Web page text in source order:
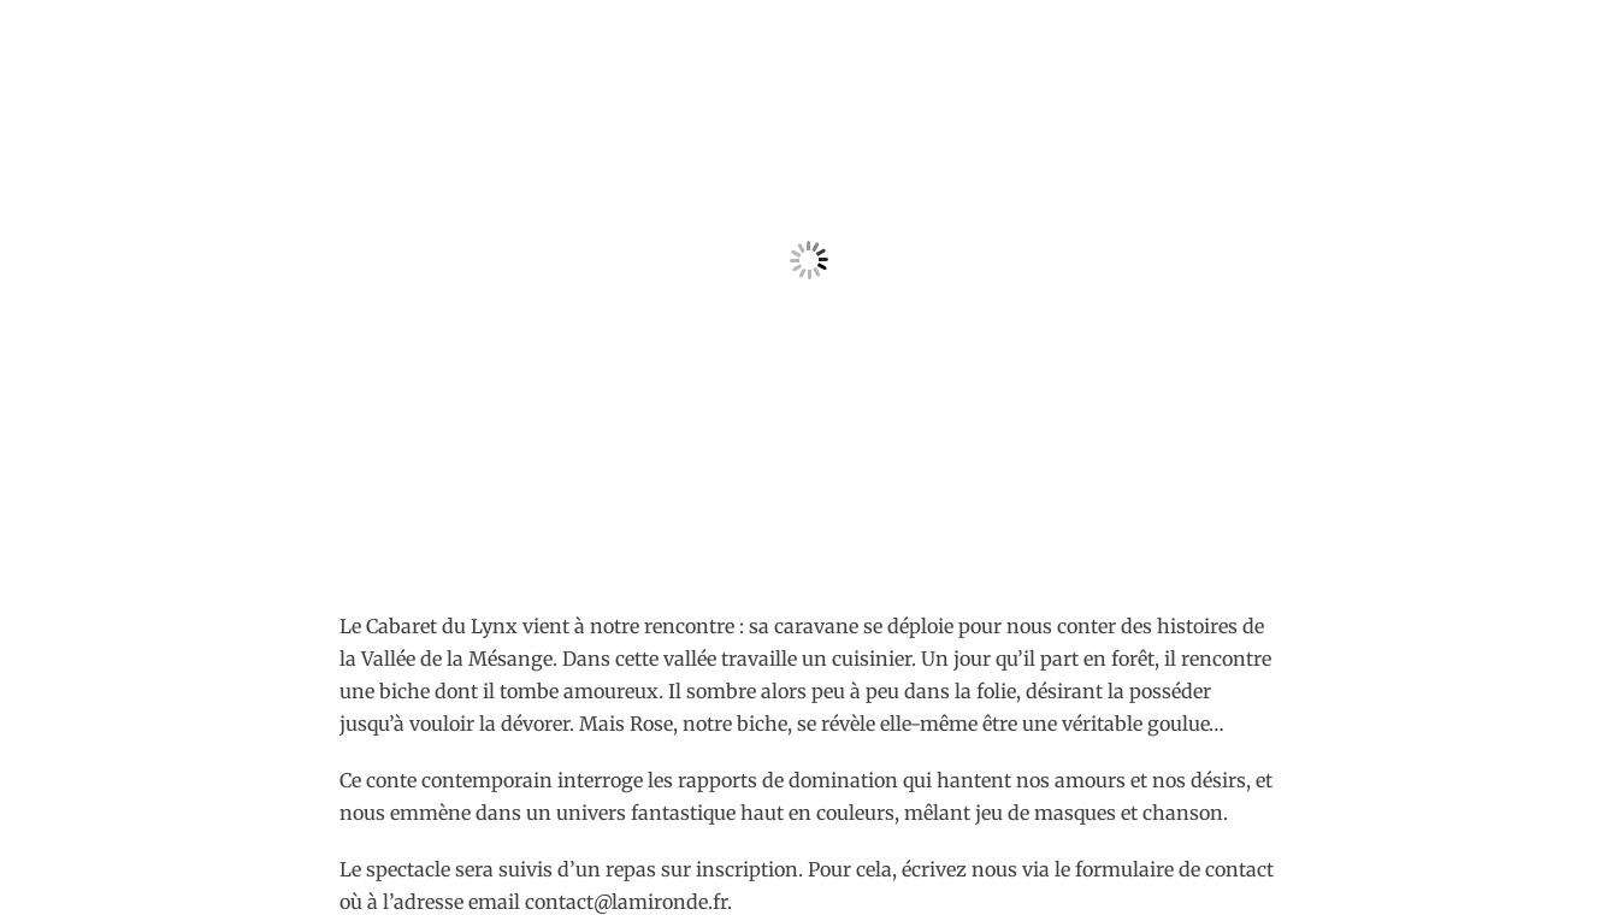
Le Cabaret du Lynx vient à notre rencontre : sa caravane se déploie pour nous conter des histoires de
la Vallée de la Mésange. Dans cette vallée travaille un cuisinier. Un jour qu’il part en forêt, il rencontre
une biche dont il tombe amoureux. Il sombre alors peu à peu dans la folie, désirant la posséder
jusqu’à vouloir la dévorer. Mais Rose, notre biche, se révèle elle-même être une véritable goulue…
Ce conte contemporain interroge les rapports de domination qui hantent nos amours et nos désirs, et
nous emmène dans un univers fantastique haut en couleurs, mêlant jeu de masques et chanson.
Le spectacle sera suivis d’un repas sur inscription. Pour cela, écrivez nous via le formulaire de contact
où à l’adresse email contact@lamironde.fr.